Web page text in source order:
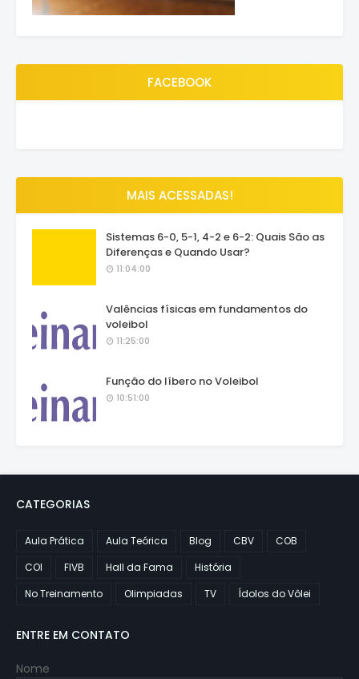
FACEBOOK
MAIS ACESSADAS!
Sistemas 6-0, 5-1, 4-2 e 6-2: Quais São as
Diferenças e Quando Usar?
11:04:00
Valências físicas em fundamentos do
voleibol
11:25:00
Função do líbero no Voleibol
10:51:00
CATEGORIAS
Aula Prática Aula Teórica Blog CBV
COB
COI
FIVB Hall da Fama
História
No Treinamento
Olimpiadas TV Ídolos do Vôlei
ENTRE EM CONTATO
Nome